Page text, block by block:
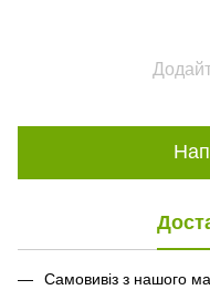
Самовивіз з нашого